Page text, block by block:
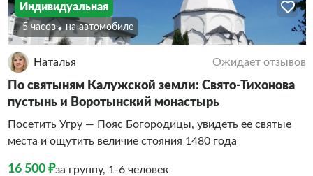
Индивидуальная
5 часов На автомобиле
Наталья Ожидает отзывов
По святыням Калужской земли: Свято-Тихонова
пустынь и Воротынский монастырь
Посетить Угру — Пояс Богородицы, увидеть ее святые
места и ощутить величие стояния 1480 года
16 500 ₽за группу, 1-6 человек